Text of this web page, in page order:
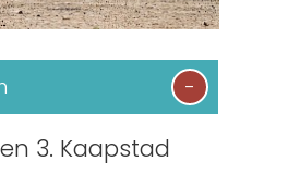
3. Kaapstad